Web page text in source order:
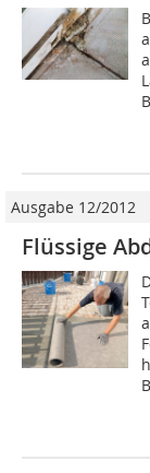
Ausgabe 12/2012
Flüssige